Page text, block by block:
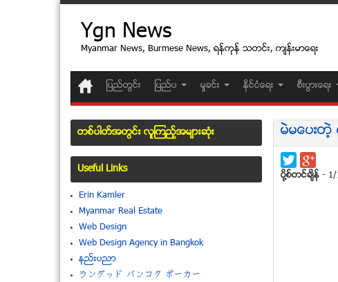
Ygn News
Myanmar News, Burmese News, ရန္ကုန္ သတင္း, က်န္းမာေရး
ျပည္တြင္း ျပည္ပ မႈခင္း ႏုိင္ငံေရး စီးပြားေရး
မဲမေပး
ပုိ႔စ္တင္ခ်ိန္- 1/
တစ္ပါတ္အတြင္း လူၾကည့္အမ်ားဆံုး
Useful Links
Erin Kamler
Myanmar Real Estate
Web Design
Web Design Agency in Bangkok
နည္းပညာ
ラングッド バンコク ポーカー